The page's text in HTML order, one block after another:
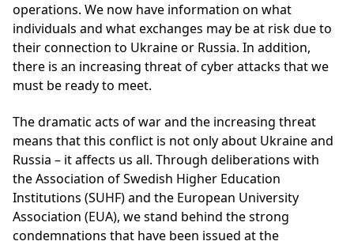
operations. We now have information on what
individuals and what exchanges may be at risk due to
their connection to Ukraine or Russia. In addition,
there is an increasing threat of cyber attacks that we
must be ready to meet.
The dramatic acts of war and the increasing threat
means that this conflict is not only about Ukraine and
Russia – it affects us all. Through deliberations with
the Association of Swedish Higher Education
Institutions (SUHF) and the European University
Association (EUA), we stand behind the strong
condemnations that have been issued at the